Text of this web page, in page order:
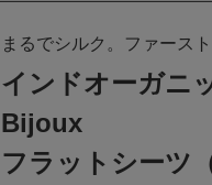
まるでシルク。ファース
インドオーガニ
Bijoux
フラットシーツ